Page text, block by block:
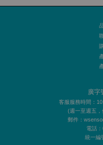
廣字
客服服務時間：
(週一至週五
郵件：
電話
統一編